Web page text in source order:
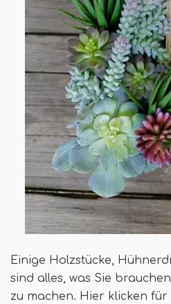
Einige Holzstücke,
sind alles, was Sie
zu machen. Hier klicken für